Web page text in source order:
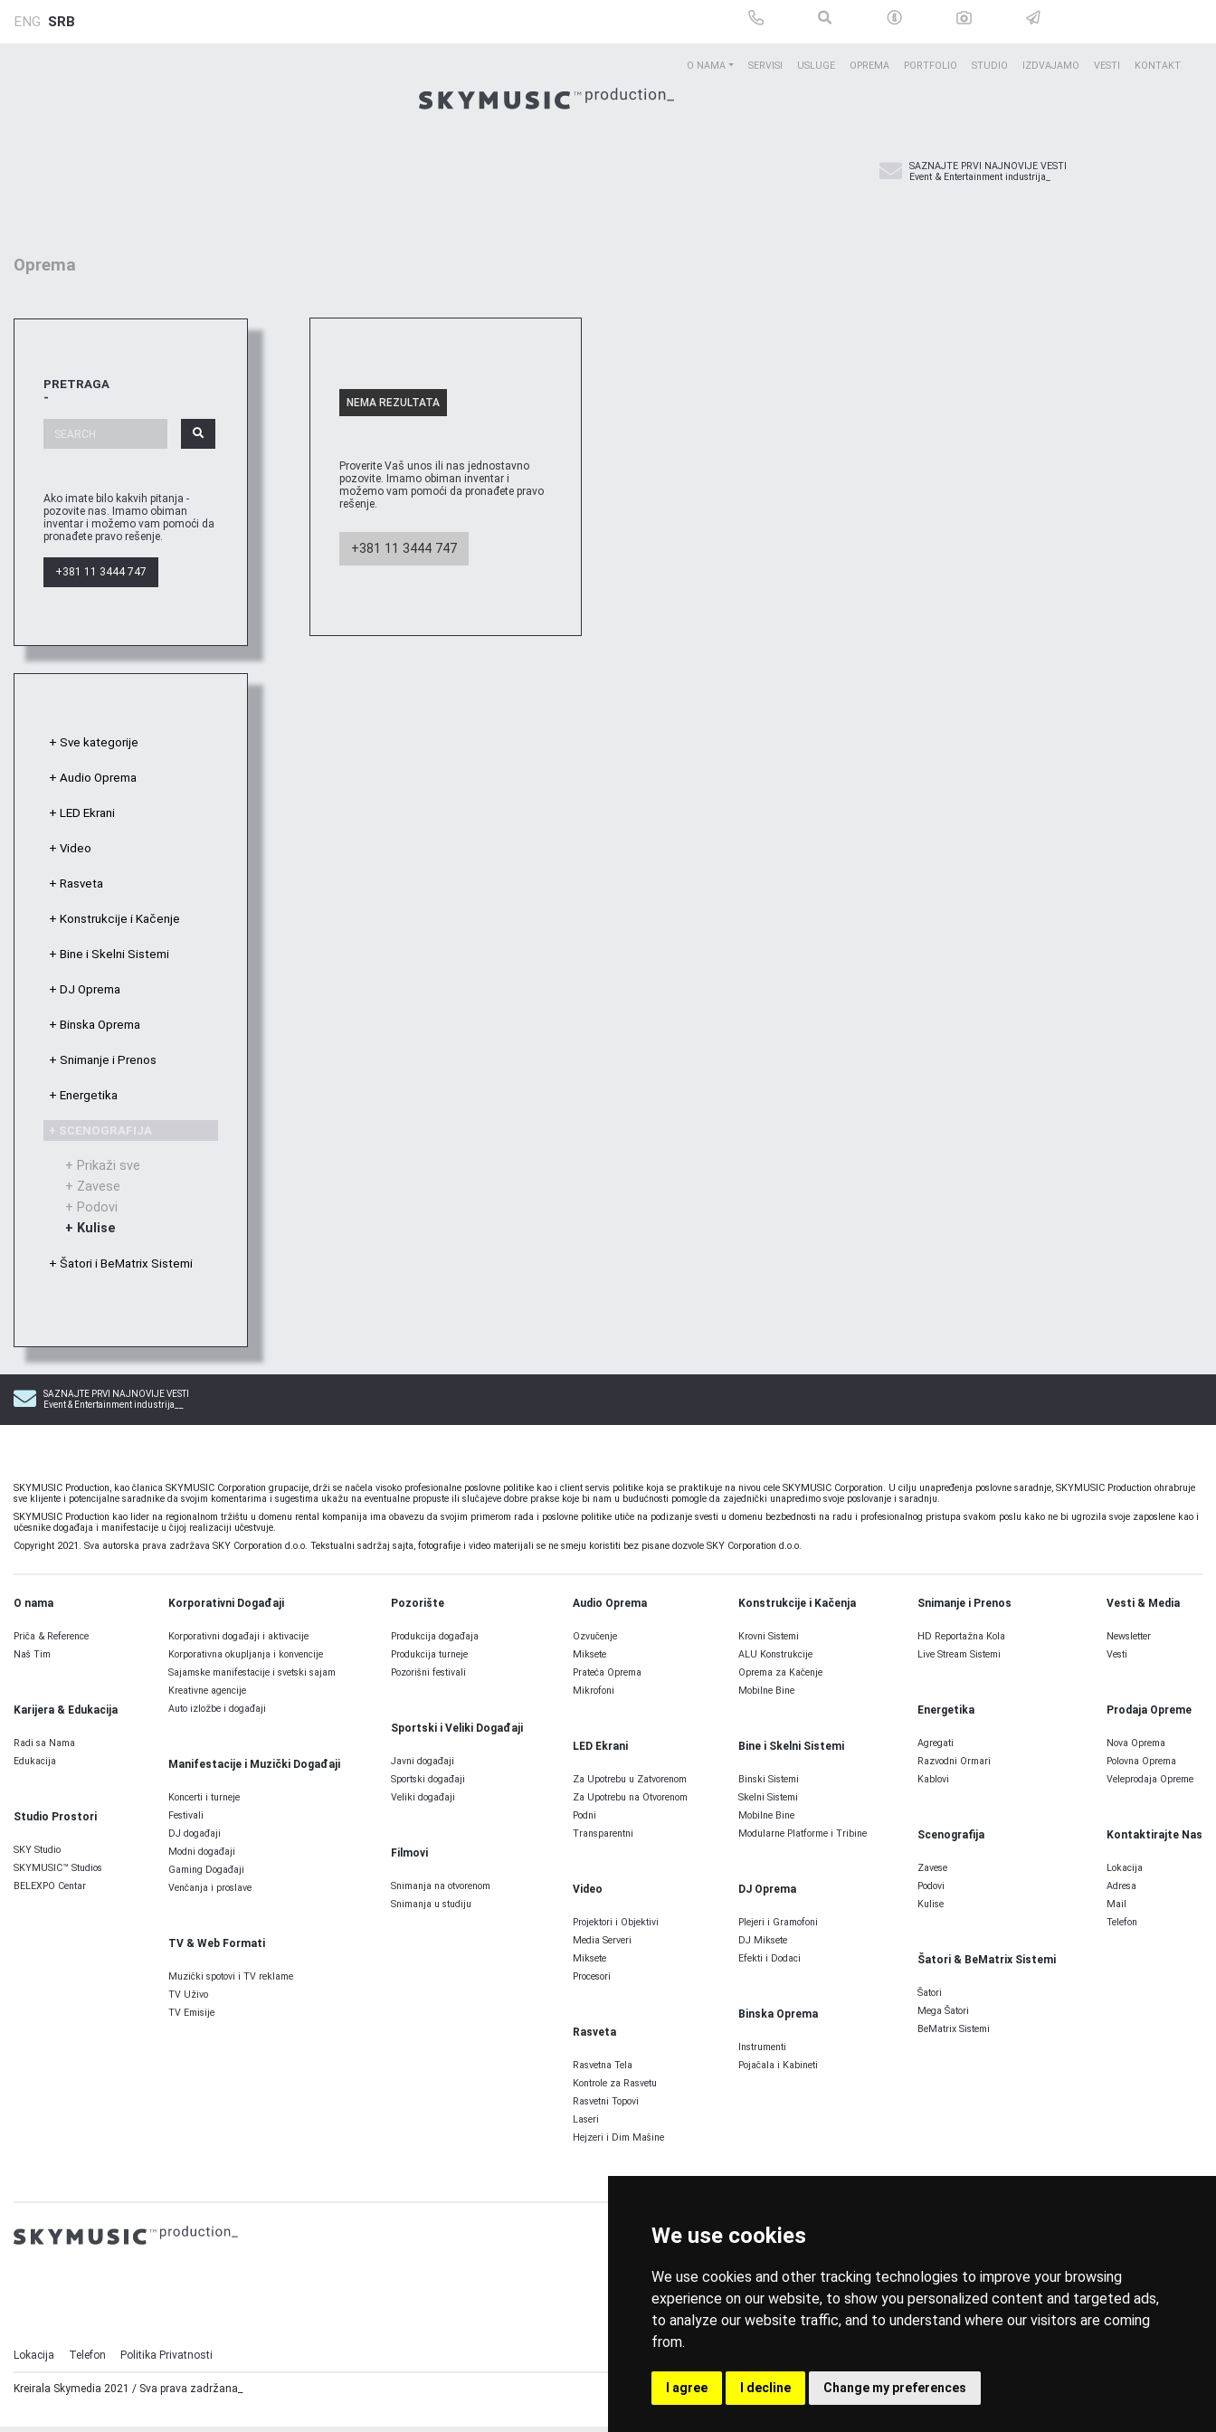
We use cookies
We use cookies and other tracking technologies to improve your browsing
experience on our website, to show you personalized content and targeted ads,
to analyze our website traffic, and to understand where our visitors are coming
from.
I agree I decline Change my preferences
ENG SRB
O NAMA SERVISI USLUGE OPREMA PORTFOLIO STUDIO IZDVAJAMO VESTI KONTAKT
SAZNAJTE PRVI NAJNOVIJE VESTI
Event & Entertainment industrija_
Oprema
PRETRAGA
-
Ako imate bilo kakvih pitanja -
pozovite nas. Imamo obiman
inventar i možemo vam pomoći da
pronađete pravo rešenje.
+381 11 3444 747
+ Sve kategorije
+ Audio Oprema
+ LED Ekrani
+ Video
+ Rasveta
+ Konstrukcije i Kačenje
+ Bine i Skelni Sistemi
+ DJ Oprema
+ Binska Oprema
+ Snimanje i Prenos
+ Energetika
+ SCENOGRAFIJA
+ Prikaži sve
+ Zavese
+ Podovi
+ Kulise
+ Šatori i BeMatrix Sistemi
NEMA REZULTATA
Proverite Vaš unos ili nas jednostavno
pozovite. Imamo obiman inventar i
možemo vam pomoći da pronađete pravo
rešenje.
+381 11 3444 747
SAZNAJTE PRVI NAJNOVIJE VESTI
Event & Entertainment industrija__
SKYMUSIC Production, kao članica SKYMUSIC Corporation grupacije, drži se načela visoko profesionalne poslovne politike kao i client servis politike koja se praktikuje na nivou cele SKYMUSIC Corporation. U cilju unapređenja poslovne saradnje, SKYMUSIC Production ohrabruje
sve klijente i potencijalne saradnike da svojim komentarima i sugestima ukažu na eventualne propuste ili slučajeve dobre prakse koje bi nam u budućnosti pomogle da zajednički unapredimo svoje poslovanje i saradnju.
SKYMUSIC Production kao lider na regionalnom tržištu u domenu rental kompanija ima obavezu da svojim primerom rada i poslovne politike utiče na podizanje svesti u domenu bezbednosti na radu i profesionalnog pristupa svakom poslu kako ne bi ugrozila svoje zaposlene kao i
učesnike događaja i manifestacije u čijoj realizaciji učestvuje.
Copyright 2021. Sva autorska prava zadržava SKY Corporation d.o.o. Tekstualni sadržaj sajta, fotografije i video materijali se ne smeju koristiti bez pisane dozvole SKY Corporation d.o.o.
O nama
Priča & Reference
Naš Tim
Karijera & Edukacija
Radi sa Nama
Edukacija
Studio Prostori
SKY Studio
SKYMUSIC™ Studios
BELEXPO Centar
Korporativni Događaji
Korporativni događaji i aktivacije
Korporativna okupljanja i konvencije
Sajamske manifestacije i svetski sajam
Kreativne agencije
Auto izložbe i događaji
Manifestacije i Muzički Događaji
Koncerti i turneje
Festivali
DJ događaji
Modni događaji
Gaming Događaji
Venčanja i proslave
TV & Web Formati
Muzički spotovi i TV reklame
TV Uživo
TV Emisije
Pozorište
Produkcija događaja
Produkcija turneje
Pozorišni festivali
Sportski i Veliki Događaji
Javni događaji
Sportski događaji
Veliki događaji
Filmovi
Snimanja na otvorenom
Snimanja u studiju
Audio Oprema
Ozvučenje
Miksete
Prateća Oprema
Mikrofoni
LED Ekrani
Za Upotrebu u Zatvorenom
Za Upotrebu na Otvorenom
Podni
Transparentni
Video
Projektori i Objektivi
Media Serveri
Miksete
Procesori
Rasveta
Rasvetna Tela
Kontrole za Rasvetu
Rasvetni Topovi
Laseri
Hejzeri i Dim Mašine
Konstrukcije i Kačenja
Krovni Sistemi
ALU Konstrukcije
Oprema za Kačenje
Mobilne Bine
Bine i Skelni Sistemi
Binski Sistemi
Skelni Sistemi
Mobilne Bine
Modularne Platforme i Tribine
DJ Oprema
Plejeri i Gramofoni
DJ Miksete
Efekti i Dodaci
Binska Oprema
Instrumenti
Pojačala i Kabineti
Snimanje i Prenos
HD Reportažna Kola
Live Stream Sistemi
Energetika
Agregati
Razvodni Ormari
Kablovi
Scenografija
Zavese
Podovi
Kulise
Šatori & BeMatrix Sistemi
Šatori
Mega Šatori
BeMatrix Sistemi
Vesti & Media
Newsletter
Vesti
Prodaja Opreme
Nova Oprema
Polovna Oprema
Veleprodaja Opreme
Kontaktirajte Nas
Lokacija
Adresa
Mail
Telefon
Lokacija Telefon Politika Privatnosti
Kreirala Skymedia 2021 / Sva prava zadržana_